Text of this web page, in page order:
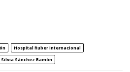
Hospital Ruber Internacional
Silvia Sánchez Ramón